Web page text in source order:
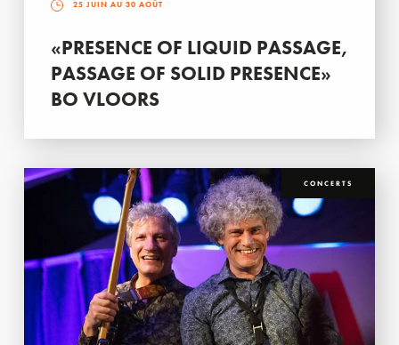
25 JUIN AU 30 AOÛT
«PRESENCE OF LIQUID PASSAGE,
PASSAGE OF SOLID PRESENCE»
BO VLOORS
CONCERTS